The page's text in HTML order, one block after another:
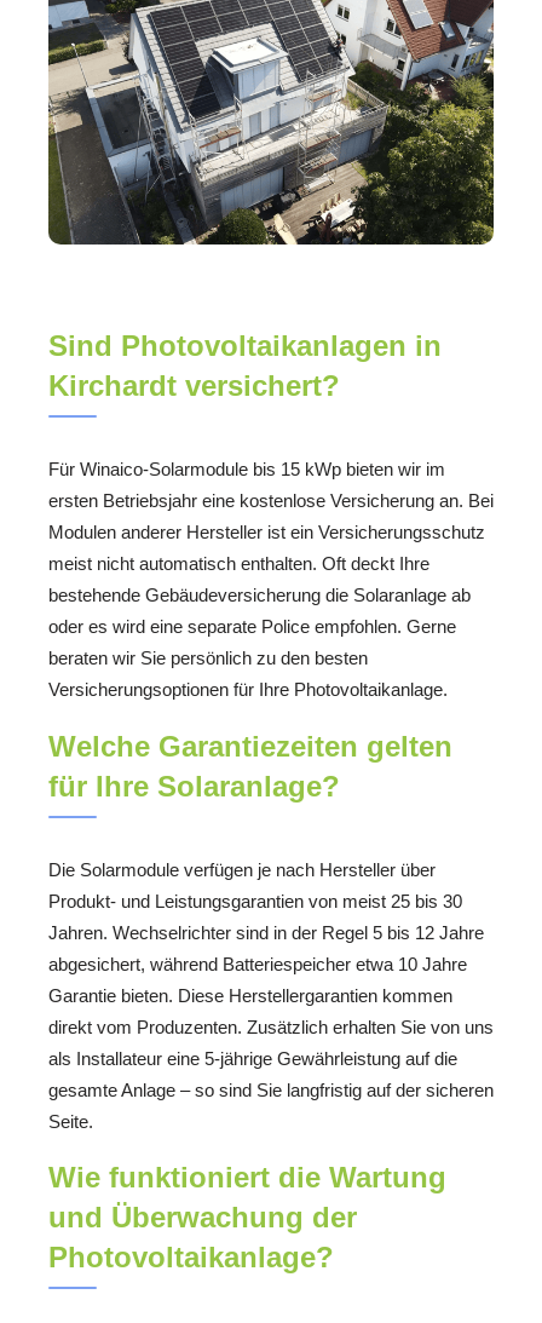
Sind Photovoltaikanlagen in
Kirchardt versichert?
Für Winaico-Solarmodule bis 15 kWp bieten wir im
ersten Betriebsjahr eine kostenlose Versicherung an. Bei
Modulen anderer Hersteller ist ein Versicherungsschutz
meist nicht automatisch enthalten. Oft deckt Ihre
bestehende Gebäudeversicherung die Solaranlage ab
oder es wird eine separate Police empfohlen. Gerne
beraten wir Sie persönlich zu den besten
Versicherungsoptionen für Ihre Photovoltaikanlage.
Welche Garantiezeiten gelten
für Ihre Solaranlage?
Die Solarmodule verfügen je nach Hersteller über
Produkt- und Leistungsgarantien von meist 25 bis 30
Jahren. Wechselrichter sind in der Regel 5 bis 12 Jahre
abgesichert, während Batteriespeicher etwa 10 Jahre
Garantie bieten. Diese Herstellergarantien kommen
direkt vom Produzenten. Zusätzlich erhalten Sie von uns
als Installateur eine 5-jährige Gewährleistung auf die
gesamte Anlage – so sind Sie langfristig auf der sicheren
Seite.
Wie funktioniert die Wartung
und Überwachung der
Photovoltaikanlage?